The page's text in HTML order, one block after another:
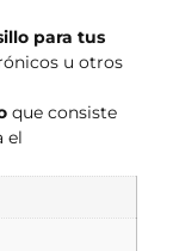
para tus
u otros
que consiste
el